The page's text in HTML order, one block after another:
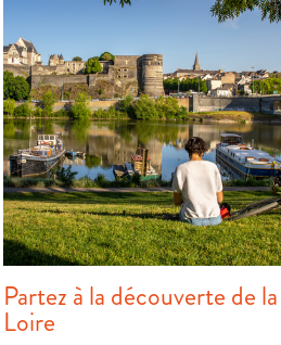
Partez à la découverte de
Loire